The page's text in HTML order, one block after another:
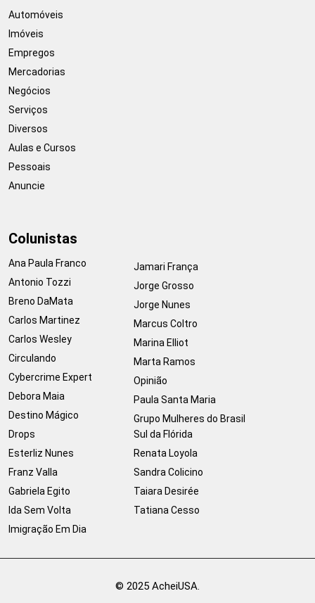
Automóveis
Imóveis
Empregos
Mercadorias
Negócios
Serviços
Diversos
Aulas e Cursos
Pessoais
Anuncie
Colunistas
Ana Paula Franco
Antonio Tozzi
Breno DaMata
Carlos Martinez
Carlos Wesley
Circulando
Cybercrime Expert
Debora Maia
Destino Mágico
Drops
Esterliz Nunes
Franz Valla
Gabriela Egito
Ida Sem Volta
Imigração Em Dia
Jamari França
Jorge Grosso
Jorge Nunes
Marcus Coltro
Marina Elliot
Marta Ramos
Opinião
Paula Santa Maria
Grupo Mulheres do Brasil
Sul da Flórida
Renata Loyola
Sandra Colicino
Taiara Desirée
Tatiana Cesso
© 2025 AcheiUSA.